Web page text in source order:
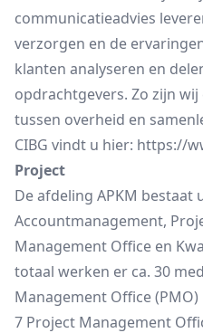
communicatieadvies
verzorgen en de
klanten analyseren en
opdrachtgevers. Zo zijn
tussen overheid en
CIBG vindt u hier: https://
Project
De afdeling APKM bestaat
Accountmanagement,
Management Office en
totaal werken er ca. 30
Management Office
7 Project Management